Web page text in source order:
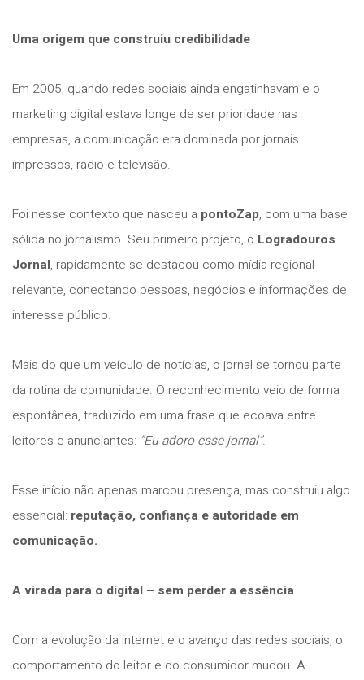
Uma origem que construiu credibilidade
Em 2005, quando redes sociais ainda engatinhavam e o
marketing digital estava longe de ser prioridade nas
empresas, a comunicação era dominada por jornais
impressos, rádio e televisão.
Foi nesse contexto que nasceu a pontoZap, com uma base
sólida no jornalismo. Seu primeiro projeto, o Logradouros
Jornal, rapidamente se destacou como mídia regional
relevante, conectando pessoas, negócios e informações de
interesse público.
Mais do que um veículo de notícias, o jornal se tornou parte
da rotina da comunidade. O reconhecimento veio de forma
espontânea, traduzido em uma frase que ecoava entre
leitores e anunciantes: “Eu adoro esse jornal”.
Esse início não apenas marcou presença, mas construiu algo
essencial: reputação, confiança e autoridade em
comunicação.
A virada para o digital – sem perder a essência
Com a evolução da internet e o avanço das redes sociais, o
comportamento do leitor e do consumidor mudou. A